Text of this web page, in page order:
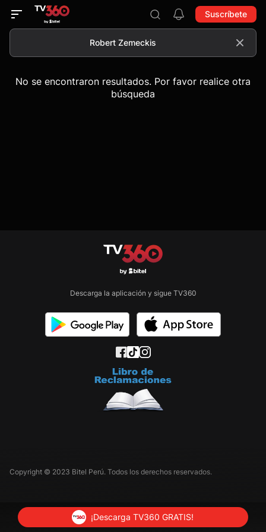
Suscríbete
No se encontraron resultados. Por favor realice otra
búsqueda
Descarga la aplicación y sigue TV360
Copyright © 2023 Bitel Perú. Todos los derechos reservados.
¡Descarga TV360 GRATIS!